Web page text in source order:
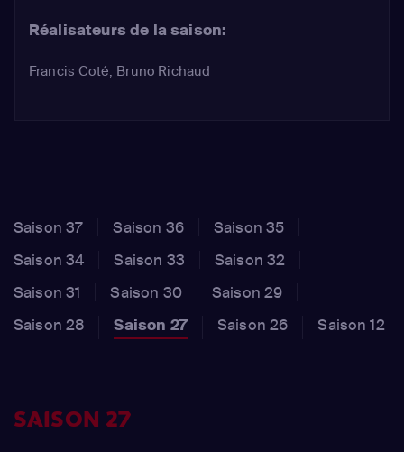
Réalisateurs de la saison:
Francis Coté, Bruno Richaud
Saison 37 Saison 36
Saison 35
Saison 34
Saison 33
Saison 32
Saison 31
Saison 30
Saison 29
Saison 28
Saison 27 Saison 26 Saison 12
SAISON 27